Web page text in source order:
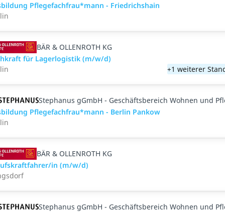
Pflegefachfrau*mann - Friedrichshain
BÄR & OLLENROTH KG
für Lagerlogistik (m/w/d)
+1 weiterer
Stephanus gGmbH - Geschäftsbereich Wohnen und
Pflegefachfrau*mann - Berlin Pankow
BÄR & OLLENROTH KG
in (m/w/d)
Stephanus gGmbH - Geschäftsbereich Wohnen und